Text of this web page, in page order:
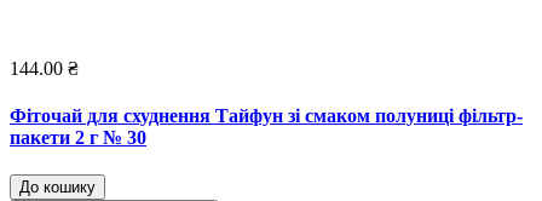
144.00 ₴
Фіточай для схуднення Тайфун зі смаком полуниці фільтр-
пакети 2 г № 30
До кошику